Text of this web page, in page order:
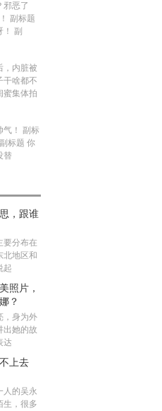
邪恶了
副标题
副
，内脏被
干啥都不
蜜集体拍
气！ 副标
标题 你
替
，跟谁
要分布在
北地区和
起
照片，
？
，身为外
出她的故
达
上去
人的吴永
生，很多